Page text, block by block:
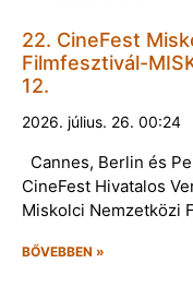
22. CineFest
Filmfesztivál-
12.
2026. július. 26. 00:24
Cannes, Berlin és
CineFest Hivatalos
Miskolci Nemzetközi
BŐVEBBEN »